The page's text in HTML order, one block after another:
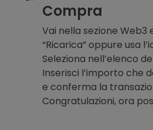
Compra
Vai nella sezione Web3
“Ricarica” oppure usa
Seleziona nell’elenco
Inserisci l’importo che
e conferma la
Congratulazioni, ora